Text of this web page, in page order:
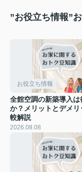
”お役立ち情報”
お役立ち情報
全館空調の新築導入は
か？メリットとデメリ
較解説
2026.08.08